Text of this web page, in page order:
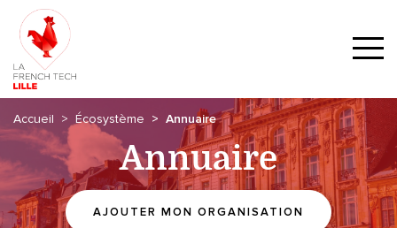
Accueil Écosystème Annuaire
Annuaire
AJOUTER MON ORGANISATION